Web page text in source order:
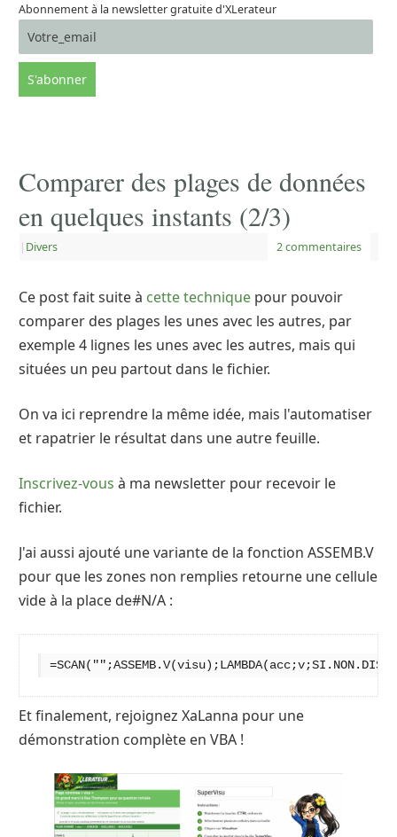
Abonnement à la newsletter gratuite d'XLerateur
Comparer des plages de données
en quelques instants (2/3)
| Divers 2 commentaires
Ce post fait suite à cette technique pour pouvoir
comparer des plages les unes avec les autres, par
exemple 4 lignes les unes avec les autres, mais qui
situées un peu partout dans le fichier.
On va ici reprendre la même idée, mais l'automatiser
et rapatrier le résultat dans une autre feuille.
Inscrivez-vous à ma newsletter pour recevoir le
fichier.
J'ai aussi ajouté une variante de la fonction ASSEMB.V
pour que les zones non remplies retourne une cellule
vide à la place de#N/A :
Et finalement, rejoignez XaLanna pour une
démonstration complète en VBA !